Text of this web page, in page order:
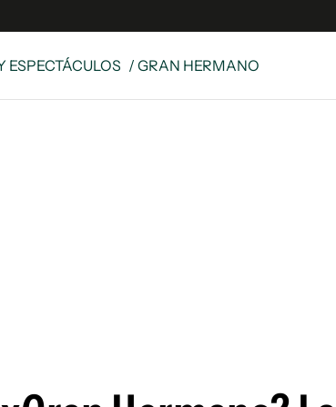
ESPECTÁCULOS / GRAN HERMANO